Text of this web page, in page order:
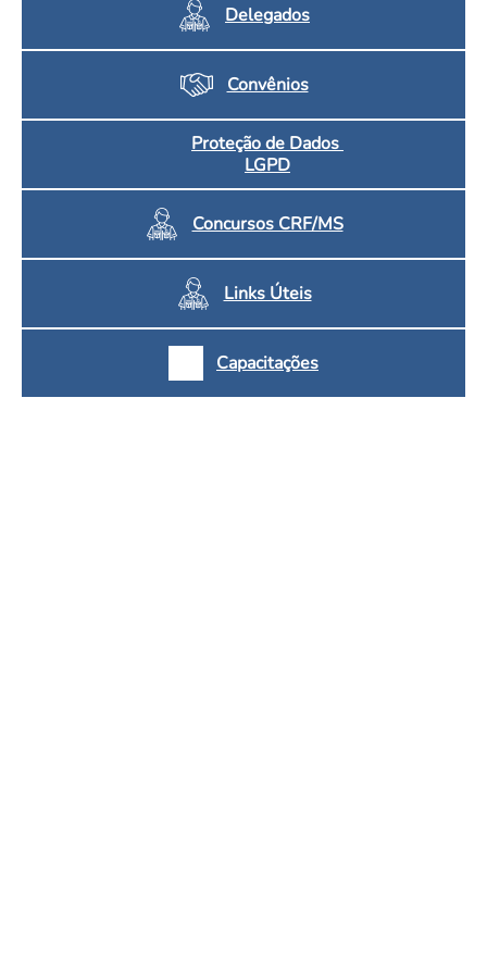
Delegados
Convênios
Proteção de Dados
LGPD
Concursos CRF/MS
Links Úteis
Capacitações